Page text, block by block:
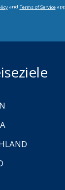
and Terms of Service